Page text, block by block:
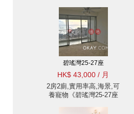
碧瑤灣25-27座
HK$ 43,000 / 月
2房2廁,實用率高,海景,可
養寵物《碧瑤灣25-27座